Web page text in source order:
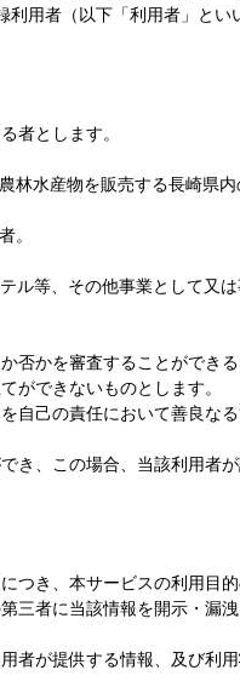
用者（以下「利用者」とい
者とします。
水産物を販売する長崎県
。
ル等、その他事業として又
否かを審査することができ
ができないものとします。
自己の責任において善良な
き、この場合、当該利用者
つき、本サービスの利用目
三者に当該情報を開示・漏
が提供する情報、及び利